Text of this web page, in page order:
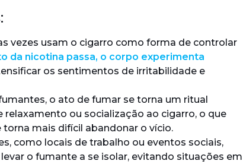
vezes usam o cigarro como forma de controlar
da nicotina passa, o corpo experimenta
os sentimentos de irritabilidade e
o ato de fumar se torna um ritual
ou socialização ao cigarro, o que
mais difícil abandonar o vício.
como locais de trabalho ou eventos sociais,
o fumante a se isolar, evitando situações em